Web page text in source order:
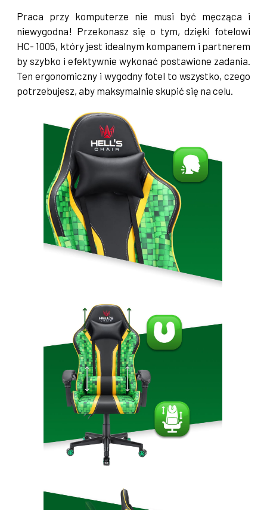
Praca przy komputerze nie musi być męcząca i
niewygodna! Przekonasz się o tym, dzięki fotelowi
HC- 1005, który jest idealnym kompanem i partnerem
by szybko i efektywnie wykonać postawione zadania.
Ten ergonomiczny i wygodny fotel to wszystko, czego
potrzebujesz, aby maksymalnie skupić się na celu.